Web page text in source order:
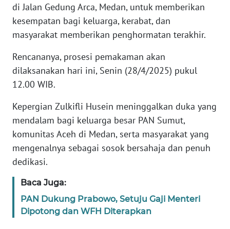
di Jalan Gedung Arca, Medan, untuk memberikan
kesempatan bagi keluarga, kerabat, dan
masyarakat memberikan penghormatan terakhir.
Rencananya, prosesi pemakaman akan
dilaksanakan hari ini, Senin (28/4/2025) pukul
12.00 WIB.
Kepergian Zulkifli Husein meninggalkan duka yang
mendalam bagi keluarga besar PAN Sumut,
komunitas Aceh di Medan, serta masyarakat yang
mengenalnya sebagai sosok bersahaja dan penuh
dedikasi.
Baca Juga:
PAN Dukung Prabowo, Setuju Gaji Menteri
Dipotong dan WFH Diterapkan
REDAKSI
DISCLAIMER
Wahana
News
Regional
WN
SUMUT
WN
JAKARTA